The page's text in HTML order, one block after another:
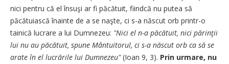
nici pentru că el însuşi ar fi păcătuit, fiindcă nu putea să
păcătuiască înainte de a se naşte, ci s-a născut orb printr-o
tainică lucrare a lui Dumnezeu: "Nici el n-a păcătuit, nici părinţii
lui nu au păcătuit, spune Mântuitorul, ci s-a născut orb ca să se
arate în el lucrările lui Dumnezeu"(Ioan 9, 3). Prin urmare, nu